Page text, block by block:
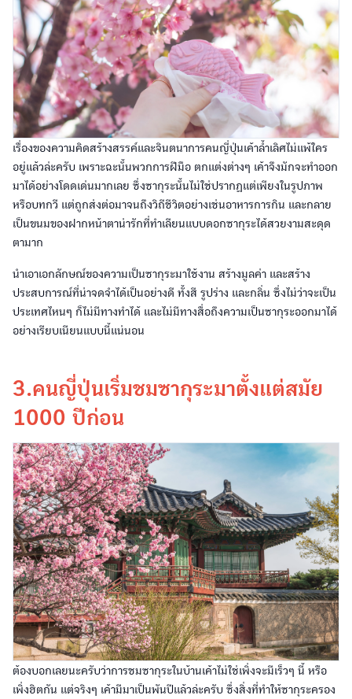
เรื่องของความคิดสร้างสรรค์และจินตนาการคนญี่ปุ่นเค้าล้ำเลิศไม่แพ้ใคร
อยู่แล้วล่ะครับ เพราะฉะนั้นพวกการฝีมือ ตกแต่งต่างๆ เค้าจึงมักจะทำออก
มาได้อย่างโดดเด่นมากเลย ซึ่งซากุระนั้นไม่ใช่ปรากฏแต่เพียงในรูปภาพ
หรือบทกวี แต่ถูกส่งต่อมาจนถึงวิถีชีวิตอย่างเช่นอาหารการกิน และกลาย
เป็นขนมของฝากหน้าตาน่ารักที่ทำเลียนแบบดอกซากุระได้สวยงามสะดุด
ตามาก
นำเอาเอกลักษณ์ของความเป็นซากุระมาใช้งาน สร้างมูลค่า และสร้าง
ประสบการณ์ที่น่าจดจำได้เป็นอย่างดี ทั้งสี รูปร่าง และกลิ่น ซึ่งไม่ว่าจะเป็น
ประเทศไหนๆ ก็ไม่มีทางทำได้ และไม่มีทางสื่อถึงความเป็นซากุระออกมาได้
อย่างเรียบเนียนแบบนี้แน่นอน
3.คนญี่ปุ่นเริ่มชมซากุระมาตั้งแต่สมัย
1000 ปีก่อน
ต้องบอกเลยนะครับว่าการชมซากุระในบ้านเค้าไม่ใช่เพิ่งจะมีเร็วๆ นี้ หรือ
เพิ่งฮิตกัน แต่จริงๆ เค้ามีมาเป็นพันปีแล้วล่ะครับ ซึ่งสิ่งที่ทำให้ซากุระครอง